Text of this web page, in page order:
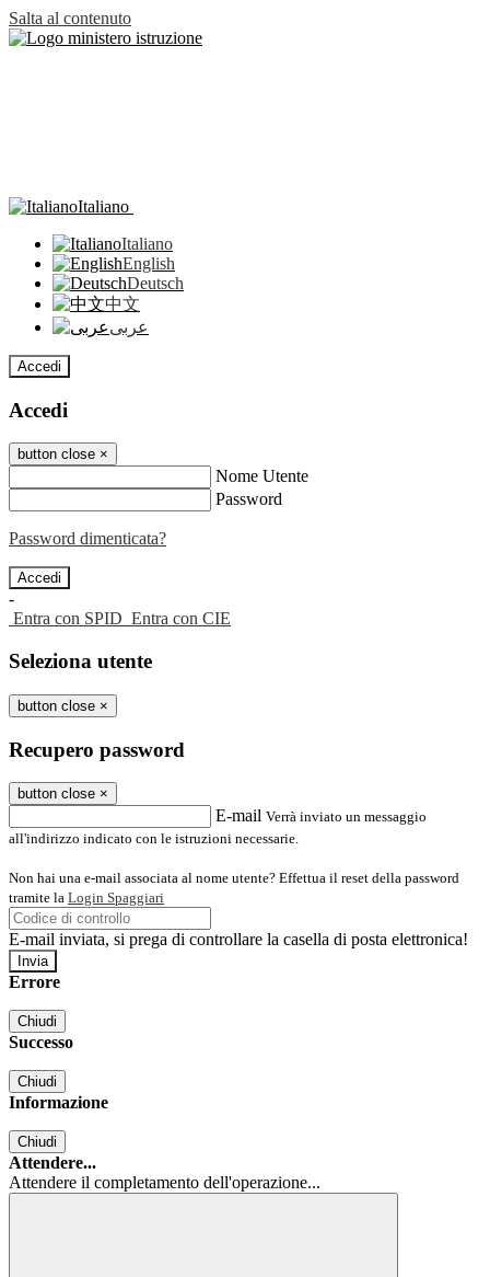
Salta al contenuto
Italiano
Italiano
English
Deutsch
中文
عربى
Accedi
Accedi
button close ×
Nome Utente
Password
Password dimenticata?
-
Entra con SPID Entra con CIE
Seleziona utente
button close ×
Recupero password
button close ×
E-mail Verrà inviato un messaggio
all'indirizzo indicato con le istruzioni necessarie.
Non hai una e-mail associata al nome utente? Effettua il reset della password
tramite la Login Spaggiari
E-mail inviata, si prega di controllare la casella di posta elettronica!
Errore
Chiudi
Successo
Chiudi
Informazione
Chiudi
Attendere...
Attendere il completamento dell'operazione...